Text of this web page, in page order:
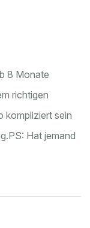
8 Monate
richtigen
kompliziert sein
PS: Hat jemand